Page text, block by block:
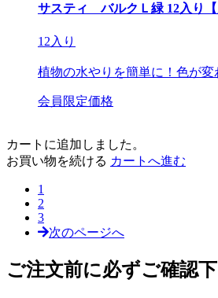
サスティ バルクＬ緑 12入り【
12入り
植物の水やりを簡単に！色が
会員限定価格
カートに追加しました。
お買い物を続ける カートへ進む
1
2
3
次のページへ
ご注文前に必ずご確認下